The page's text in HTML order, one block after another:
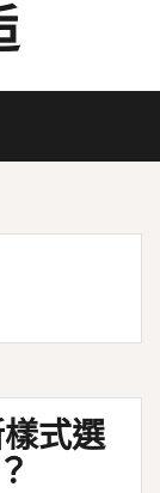
式選